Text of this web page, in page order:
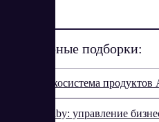
Популярные подборки:
Экосистема продуктов
Saby: управление